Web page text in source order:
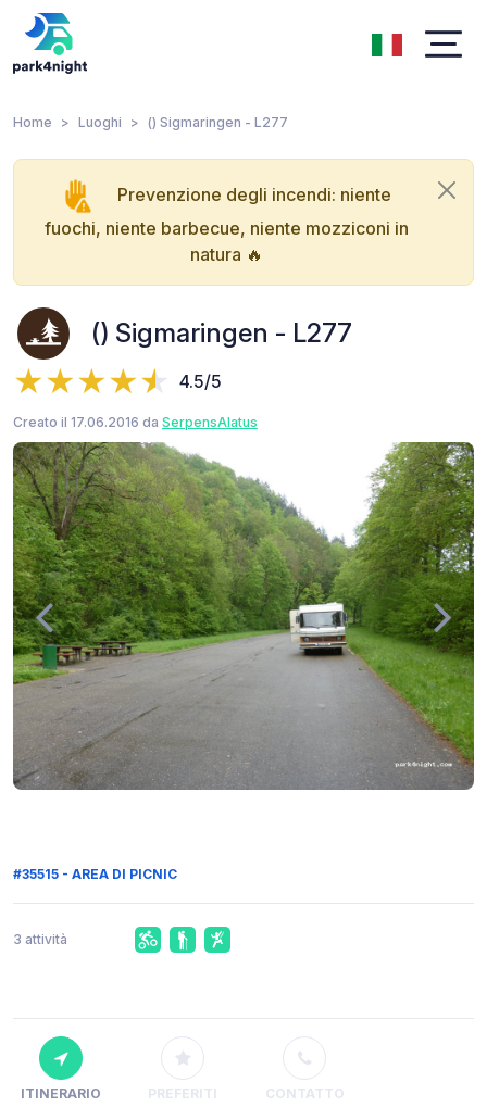
Home Luoghi () Sigmaringen - L277
Prevenzione degli incendi: niente
fuochi, niente barbecue, niente mozziconi in
natura 🔥
() Sigmaringen - L277
4.5/5
Creato il 17.06.2016 da SerpensAlatus
#35515 - AREA DI PICNIC
3 attività
ITINERARIO PREFERITI CONTATTO